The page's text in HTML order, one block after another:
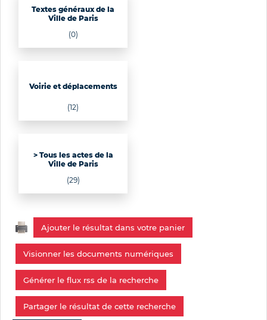
Textes généraux de la
Ville de Paris
(0)
Voirie et déplacements
(12)
> Tous les actes de la
Ville de Paris
(29)
Ajouter le résultat dans votre panier
Visionner les documents numériques
Générer le flux rss de la recherche
Partager le résultat de cette recherche